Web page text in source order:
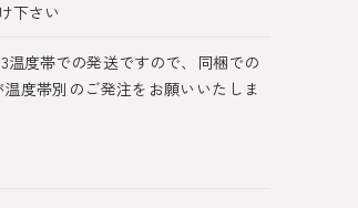
下さい
度帯での発送ですので、同梱での
度帯別のご発注をお願いいたしま